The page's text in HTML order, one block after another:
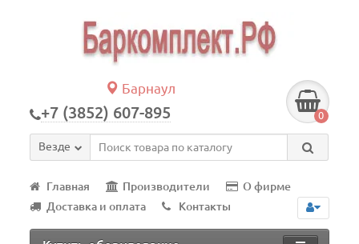
Барнаул
+7 (3852) 607-895 0
Везде
Главная Производители
О фирме
Доставка и оплата
Контакты